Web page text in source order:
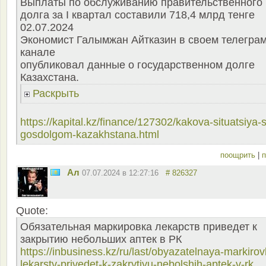
Выплаты по обслуживанию правительственного
долга за I квартал составили 718,4 млрд тенге
02.07.2024
Экономист Галымжан Айтказин в своем
канале
опубликовал данные о государственном долге
Казахстана.
Раскрыть
https://kapital.kz/finance/127302/kakova-situatsiya-
gosdolgom-kazakhstana.html
поощрить
Ал 07.07.2024 в 12:27:16 # 826327
Quote:
Обязательная маркировка лекарств приведет к
закрытию небольших аптек в РК
https://inbusiness.kz/ru/last/obyazatelnaya-